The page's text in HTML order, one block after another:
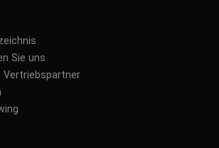
Sie uns
Vertriebspartner